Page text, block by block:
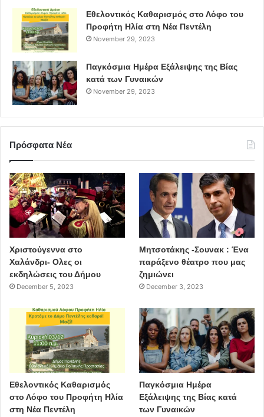
Εθελοντικός Καθαρισμός στο Λόφο του
Προφήτη Ηλία στη Νέα Πεντέλη
November 29, 2023
Παγκόσμια Ημέρα Εξάλειψης της Βίας
κατά των Γυναικών
November 29, 2023
Πρόσφατα Νέα
Χριστούγεννα στο
Χαλάνδρι- Ολες οι
εκδηλώσεις του Δήμου
December 5, 2023
Μητσοτάκης -Σουνακ : Ένα
παράξενο θέατρο που μας
ζημιώνει
December 3, 2023
Εθελοντικός Καθαρισμός
στο Λόφο του Προφήτη Ηλία
στη Νέα Πεντέλη
Παγκόσμια Ημέρα
Εξάλειψης της Βίας κατά
των Γυναικών